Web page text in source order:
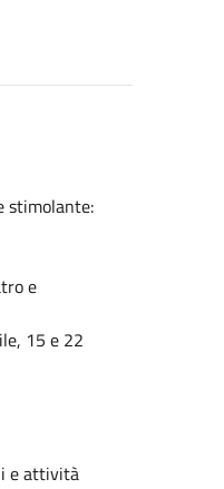
stimolante:
e
15 e 22
e attività